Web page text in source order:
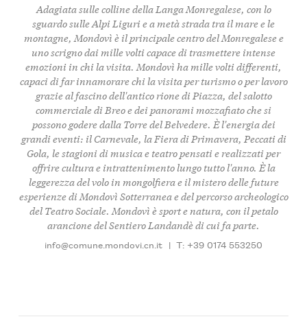
Adagiata sulle colline della Langa Monregalese, con lo
sguardo sulle Alpi Liguri e a metà strada tra il mare e le
montagne, Mondovì è il principale centro del Monregalese e
uno scrigno dai mille volti capace di trasmettere intense
emozioni in chi la visita. Mondovì ha mille volti differenti,
capaci di far innamorare chi la visita per turismo o per lavoro
grazie al fascino dell'antico rione di Piazza, del salotto
commerciale di Breo e dei panorami mozzafiato che si
possono godere dalla Torre del Belvedere. È l'energia dei
grandi eventi: il Carnevale, la Fiera di Primavera, Peccati di
Gola, le stagioni di musica e teatro pensati e realizzati per
offrire cultura e intrattenimento lungo tutto l'anno. È la
leggerezza del volo in mongolfiera e il mistero delle future
esperienze di Mondovì Sotterranea e del percorso archeologico
del Teatro Sociale. Mondovì è sport e natura, con il petalo
arancione delSentiero Landandèdi cui fa parte.
info@comune.mondovi.cn.it | T: +39 0174 553250